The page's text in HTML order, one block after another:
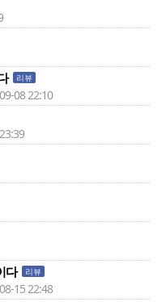
리뷰
08 22:10
다 리뷰
15 22:48